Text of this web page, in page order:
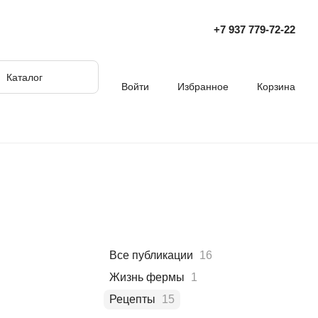
+7 937 779‑72‑22
Каталог
Войти
Избранное Корзина
Все публикации
16
Жизнь фермы
1
Рецепты
15